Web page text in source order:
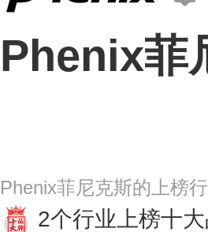
Phenix菲
Phenix菲尼克斯的上榜
2个行业上榜十